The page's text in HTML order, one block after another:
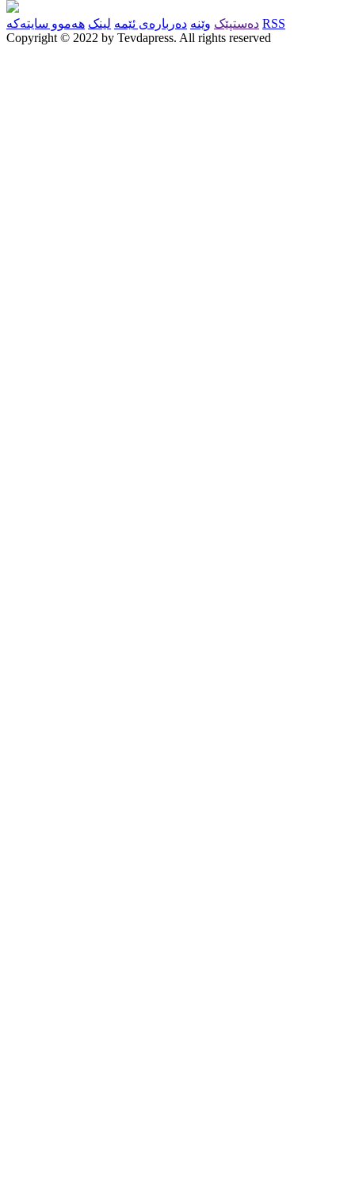
دەستپێک وێنە دەربارەی ئێمە لینک هەموو سایتەکە
RSS
Copyright © 2022 by Tevdapress. All rights reserved